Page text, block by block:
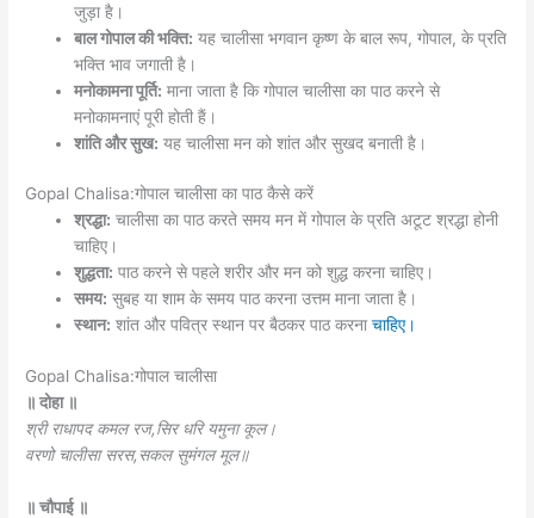
जुड़ा है।
बाल गोपाल की भक्ति: यह चालीसा भगवान कृष्ण के बाल रूप, गोपाल, के प्रति
भक्ति भाव जगाती है।
मनोकामना पूर्ति: माना जाता है कि गोपाल चालीसा का पाठ करने से
मनोकामनाएं पूरी होती हैं।
शांति और सुख: यह चालीसा मन को शांत और सुखद बनाती है।
Gopal Chalisa:गोपाल चालीसा का पाठ कैसे करें
श्रद्धा: चालीसा का पाठ करते समय मन में गोपाल के प्रति अटूट श्रद्धा होनी
चाहिए।
शुद्धता: पाठ करने से पहले शरीर और मन को शुद्ध करना चाहिए।
समय: सुबह या शाम के समय पाठ करना उत्तम माना जाता है।
स्थान: शांत और पवित्र स्थान पर बैठकर पाठ करनाचाहिए।
Gopal Chalisa:गोपाल चालीसा
॥ दोहा ॥
श्री राधापद कमल रज,सिर धरि यमुना कूल।
वरणो चालीसा सरस,सकल सुमंगल मूल॥
॥ चौपाई ॥